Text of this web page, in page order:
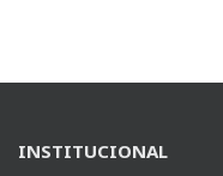
INSTITUCIONAL